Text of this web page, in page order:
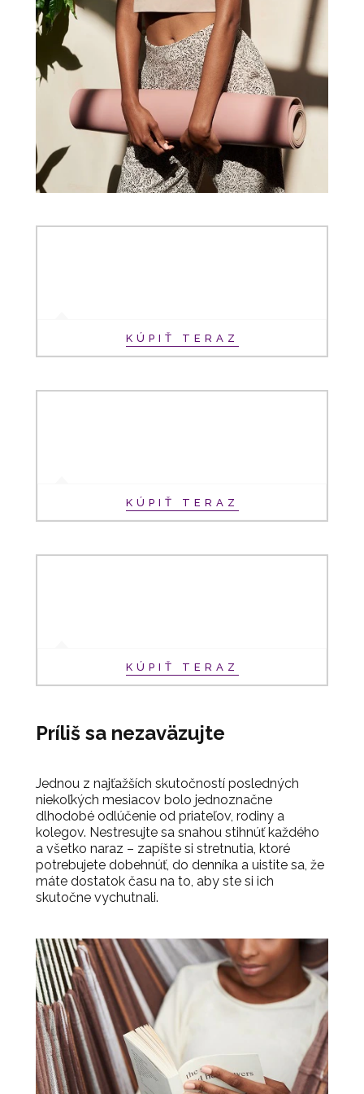
KÚPIŤ TERAZ
KÚPIŤ TERAZ
KÚPIŤ TERAZ
Príliš sa nezaväzujte
Jednou z najťažších skutočností posledných
niekoľkých mesiacov bolo jednoznačne
dlhodobé odlúčenie od priateľov, rodiny a
kolegov. Nestresujte sa snahou stihnúť každého
a všetko naraz – zapíšte si stretnutia, ktoré
potrebujete dobehnúť, do denníka a uistite sa, že
máte dostatok času na to, aby ste si ich
skutočne vychutnali.